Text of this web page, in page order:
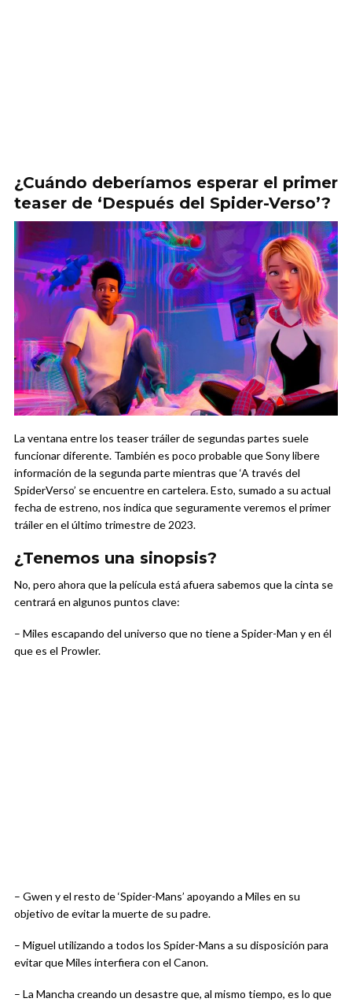
¿Cuándo deberíamos esperar el primer
teaser de ‘Después del Spider-Verso’?
La ventana entre los teaser tráiler de segundas partes suele
funcionar diferente. También es poco probable que Sony libere
información de la segunda parte mientras que ‘A través del
SpiderVerso’ se encuentre en cartelera. Esto, sumado a su actual
fecha de estreno, nos indica que seguramente veremos el primer
tráiler en el último trimestre de 2023.
¿Tenemos una sinopsis?
No, pero ahora que la película está afuera sabemos que la cinta se
centrará en algunos puntos clave:
– Miles escapando del universo que no tiene a Spider-Man y en él
que es el Prowler.
– Gwen y el resto de ‘Spider-Mans’ apoyando a Miles en su
objetivo de evitar la muerte de su padre.
– Miguel utilizando a todos los Spider-Mans a su disposición para
evitar que Miles interfiera con el Canon.
– La Mancha creando un desastre que, al mismo tiempo, es lo que